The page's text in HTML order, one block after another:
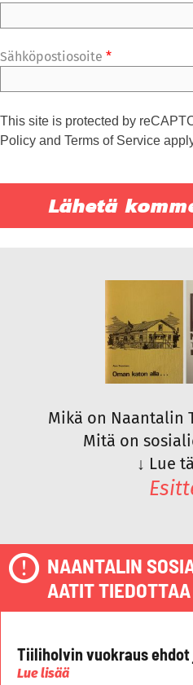
Sähköpostiosoite *
This site is protected by
Policy and Terms of Service
Mikä on Naantalin
Mitä on
↓ Lue
NAANTALIN
AATIT TIEDOTTAA
Tiiliholvin vuokraus ehdot
Lue lisää